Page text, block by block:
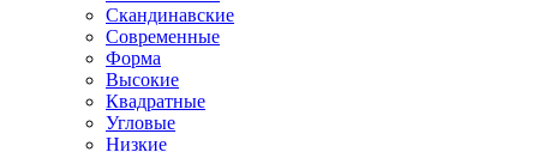
Скандинавские
Современные
Форма
Высокие
Квадратные
Угловые
Низкие